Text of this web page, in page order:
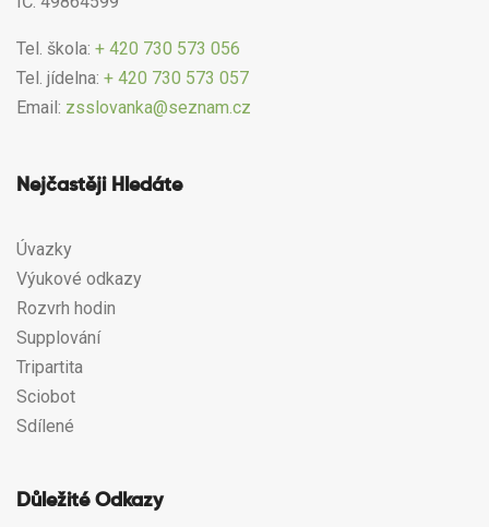
Tel. škola: + 420 730 573 056
Tel. jídelna: + 420 730 573 057
Email: zsslovanka@seznam.cz
Nejčastěji Hledáte
Úvazky
Výukové odkazy
Rozvrh hodin
Supplování
Tripartita
Sciobot
Sdílené
Důležité Odkazy